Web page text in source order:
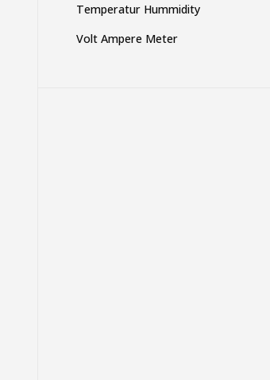
Temperatur Hummidity
Volt Ampere Meter